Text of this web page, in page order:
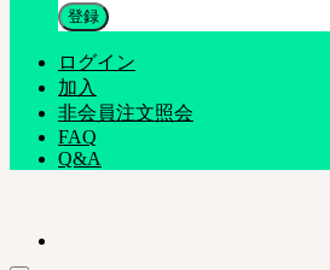
ログイン
加入
非会員注文照会
FAQ
Q&A